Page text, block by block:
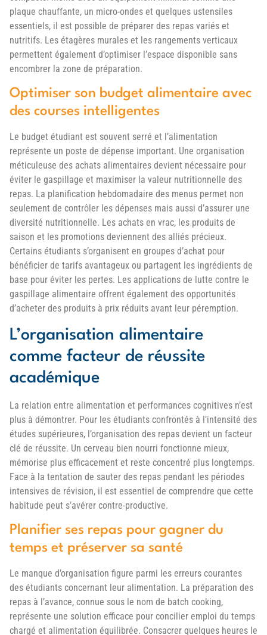
plaque chauffante, un micro-ondes et quelques ustensiles
essentiels, il est possible de préparer des repas variés et
nutritifs. Les étagères murales et les rangements verticaux
permettent également d’optimiser l’espace disponible sans
encombrer la zone de préparation.
Optimiser son budget alimentaire avec
des courses intelligentes
Le budget étudiant est souvent serré et l’alimentation
représente un poste de dépense important. Une organisation
méticuleuse des achats alimentaires devient nécessaire pour
éviter le gaspillage et maximiser la valeur nutritionnelle des
repas. La planification hebdomadaire des menus permet non
seulement de contrôler les dépenses mais aussi d’assurer une
diversité nutritionnelle. Les achats en vrac, les produits de
saison et les promotions deviennent des alliés précieux.
Certains étudiants s’organisent en groupes d’achat pour
bénéficier de tarifs avantageux ou partagent les ingrédients de
base pour éviter les pertes. Les applications de lutte contre le
gaspillage alimentaire offrent également des opportunités
d’acheter des produits à prix réduits avant leur péremption.
L’organisation alimentaire
comme facteur de réussite
académique
La relation entre alimentation et performances cognitives n’est
plus à démontrer. Pour les étudiants confrontés à l’intensité des
études supérieures, l’organisation des repas devient un facteur
clé de réussite. Un cerveau bien nourri fonctionne mieux,
mémorise plus efficacement et reste concentré plus longtemps.
Face à la tentation de sauter des repas pendant les périodes
intensives de révision, il est essentiel de comprendre que cette
habitude peut s’avérer contre-productive.
Planifier ses repas pour gagner du
temps et préserver sa santé
Le manque d’organisation figure parmi les erreurs courantes
des étudiants concernant leur alimentation. La préparation des
repas à l’avance, connue sous le nom de batch cooking,
représente une solution efficace pour concilier emploi du temps
chargé et alimentation équilibrée. Consacrer quelques heures le